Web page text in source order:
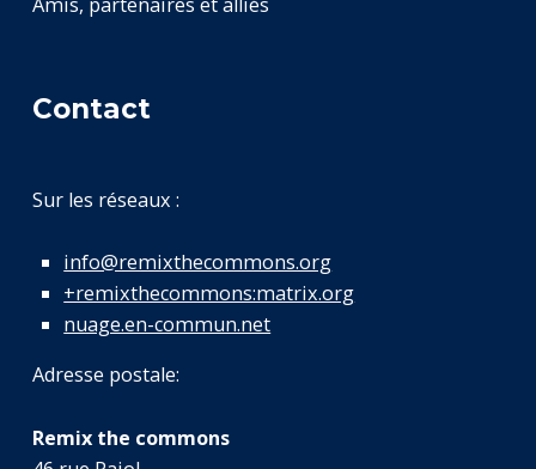
Contact
Sur les réseaux :
info@remixthecommons.org
+remixthecommons:matrix.org
nuage.en-commun.net
Adresse postale:
Remix the commons